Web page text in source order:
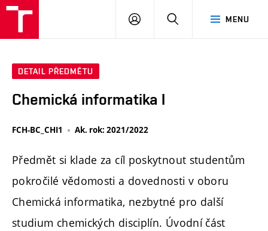
MENU
PŘIHLÁSIT
DETAIL PŘEDMĚTU
Chemická informatika I
FCH-BC_CHI1 Ak. rok: 2021/2022
Předmět si klade za cíl poskytnout studentům
pokročilé vědomosti a dovednosti v oboru
Chemická informatika, nezbytné pro další
studium chemických disciplín. Úvodní část